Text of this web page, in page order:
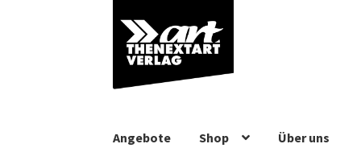
Zur
Navigation
springen
Zum
Inhalt
springen
Angebote Shop Über uns